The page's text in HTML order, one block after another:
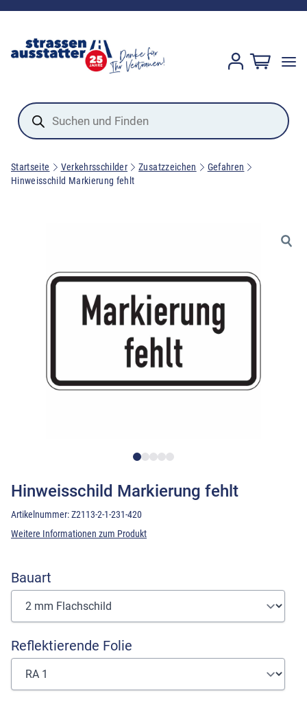
Products
search
Startseite Verkehrsschilder Zusatzzeichen
Gefahren
Hinweisschild Markierung fehlt
Hinweisschild Markierung fehlt
Artikelnummer:Z2113-2-1-231-420
Weitere Informationen zum Produkt
Bauart
Reflektierende Folie